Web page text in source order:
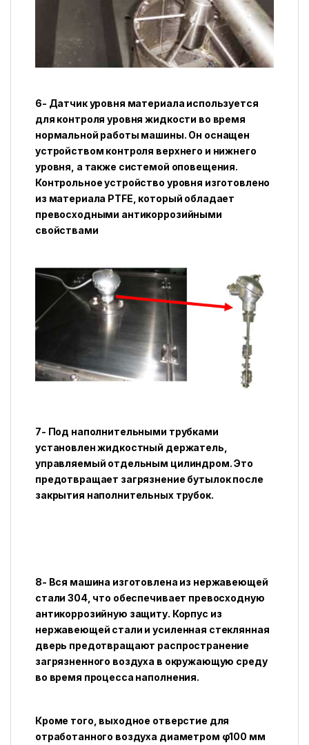
6- Датчик уровня материала используется
для контроля уровня жидкости во время
нормальной работы машины. Он оснащен
устройством контроля верхнего и нижнего
уровня, а также системой оповещения.
Контрольное устройство уровня изготовлено
из материала PTFE, который обладает
превосходными антикоррозийными
свойствами
7- Под наполнительными трубками
установлен жидкостный держатель,
управляемый отдельным цилиндром. Это
предотвращает загрязнение бутылок после
закрытия наполнительных трубок.
8- Вся машина изготовлена из нержавеющей
стали 304, что обеспечивает превосходную
антикоррозийную защиту. Корпус из
нержавеющей стали и усиленная стеклянная
дверь предотвращают распространение
загрязненного воздуха в окружающую среду
во время процесса наполнения.
Кроме того, выходное отверстие для
отработанного воздуха диаметром φ100 мм